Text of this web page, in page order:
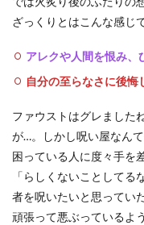
ざっくりとはこんな感じ
アレクや人間を恨み、
自分の至らなさに後悔
ファウストはグレました
が…。しかし呪い屋なん
困っている人に度々手を
「らしくないことして
者を呪いたいと思ってい
頑張って悪ぶっているよ